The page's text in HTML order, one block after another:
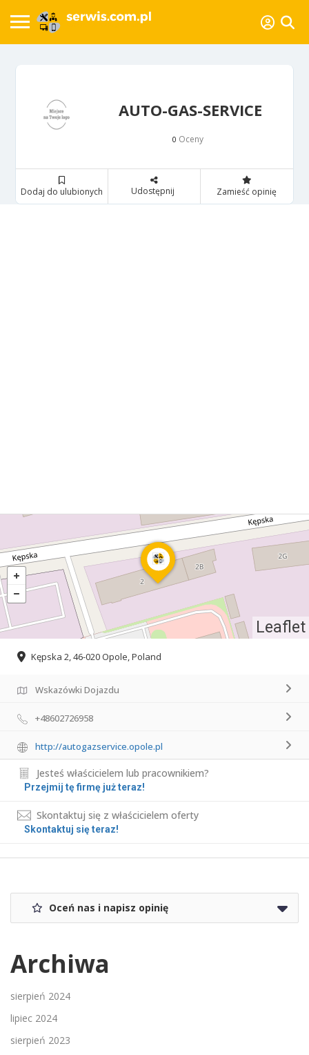
AUTO-GAS-SERVICE
0 Oceny
Dodaj do ulubionych Udostępnij Zamieść opinię
Leaflet
Kępska 2, 46-020 Opole, Poland
Wskazówki Dojazdu
+48602726958
http://autogazservice.opole.pl
Jesteś właścicielem lub pracownikiem?
Przejmij tę firmę już teraz!
Skontaktuj się z właścicielem oferty
Skontaktuj się teraz!
Oceń nas i napisz opinię
Archiwa
sierpień 2024
lipiec 2024
sierpień 2023